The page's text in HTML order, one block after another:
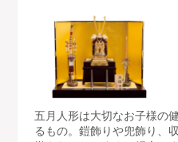
五月人形は大切なお子様の
るもの。鎧飾りや兜飾り、